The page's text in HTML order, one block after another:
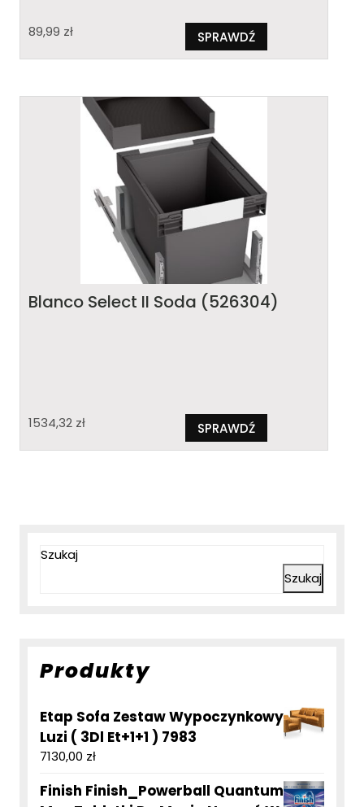
89,99 zł SPRAWDŹ
Blanco Select II Soda (526304)
1534,32 zł SPRAWDŹ
Szukaj
Szukaj
Produkty
Etap Sofa Zestaw Wypoczynkowy
Luzi ( 3Dl Et+1+1 ) 7983
7130,00 zł
Finish Finish_Powerball Quantum